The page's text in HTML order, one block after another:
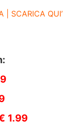
| SCARICA QUI’
1.99